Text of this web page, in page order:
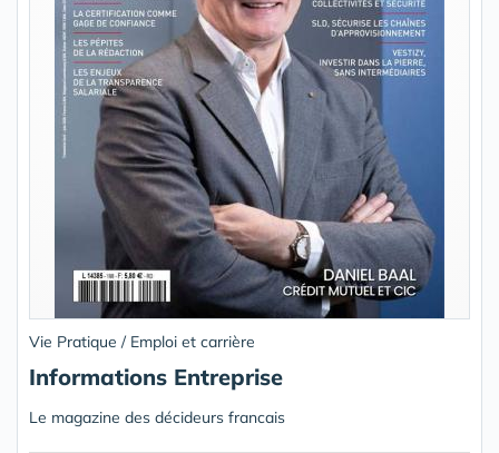
Vie Pratique / Emploi et carrière
Informations Entreprise
Le magazine des décideurs francais